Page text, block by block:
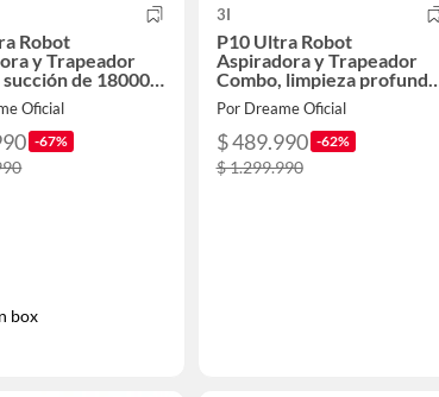
Robot
y Trapeador
de 18000
Box
Oficial
-67%
box
3I
P10 Ultra Robot
Aspiradora y Trapeador
Combo, limpieza profunda
de succión de 18000 Pa
Por Dreame Oficial
$ 489.990 -62%
$ 1.299.990